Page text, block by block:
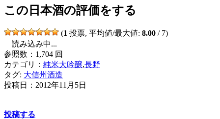
この日本酒の評価をする
(1 投票, 平均値/最大値: 8.00 / 7)
読み込み中...
参照数：1,704 回
カテゴリ： 純米大吟醸,長野
タグ: 大信州酒造
投稿日： 2012年11月5日
投稿する